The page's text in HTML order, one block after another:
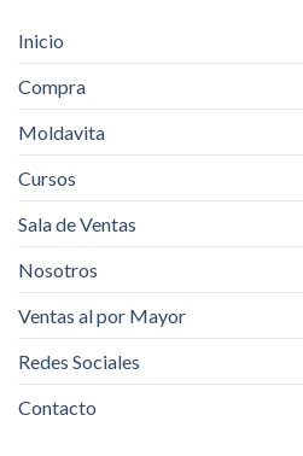
Inicio
Compra
Moldavita
Cursos
Sala de Ventas
Nosotros
Ventas al por Mayor
Redes Sociales
Contacto